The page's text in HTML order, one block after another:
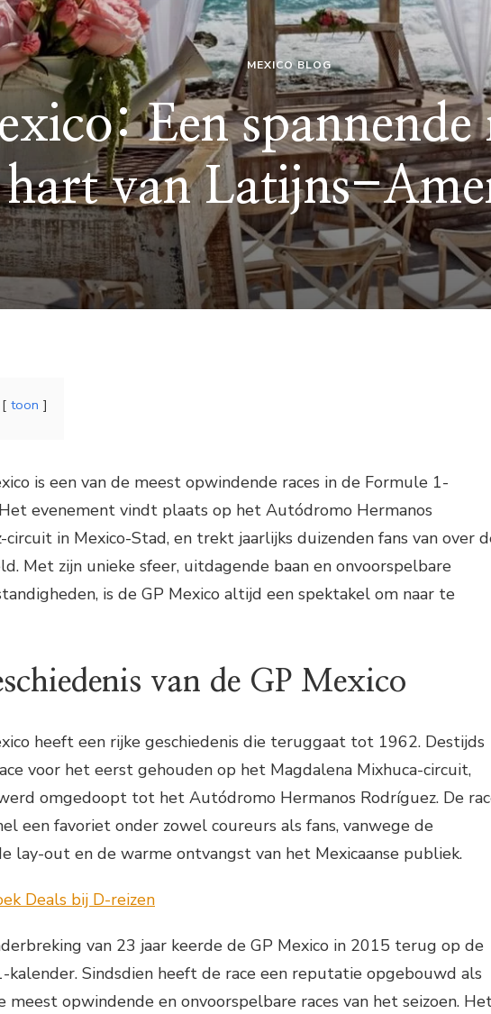
MEXICO BLOG
Een spannende
hart van Latijns-
toon
is een van de meest opwindende races in de Formule 1-
evenement vindt plaats op het Autódromo Hermanos
circuit in Mexico-Stad, en trekt jaarlijks duizenden fans van over
Met zijn unieke sfeer, uitdagende baan en onvoorspelbare
is de GP Mexico altijd een spektakel om naar te
van de GP Mexico
heeft een rijke geschiedenis die teruggaat tot 1962. Destijds
voor het eerst gehouden op het Magdalena Mixhuca-circuit,
omgedoopt tot het Autódromo Hermanos Rodríguez. De
een favoriet onder zowel coureurs als fans, vanwege de
lay-out en de warme ontvangst van het Mexicaanse publiek.
van 23 jaar keerde de GP Mexico in 2015 terug op de
kalender. Sindsdien heeft de race een reputatie opgebouwd als
meest opwindende en onvoorspelbare races van het seizoen.